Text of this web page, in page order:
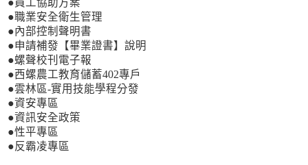
●職業安全衛生管理
●內部控制聲明書
●申請補發【畢業證書】說明
●螺聲校刊電子報
●西螺農工教育儲蓄402專戶
●雲林區-實用技能學程分發
●資安專區
●資訊安全政策
●性平專區
●反霸凌專區